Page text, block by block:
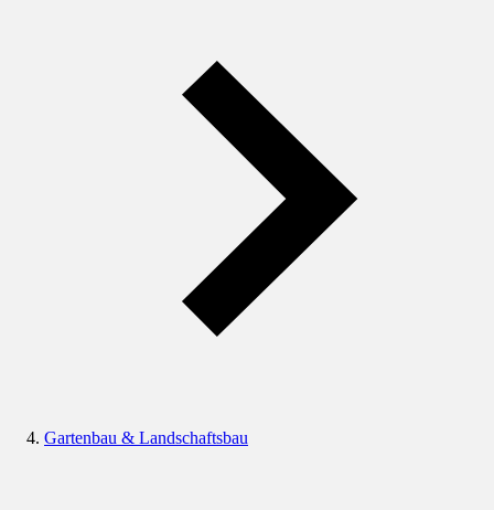
Gartenbau & Landschaftsbau